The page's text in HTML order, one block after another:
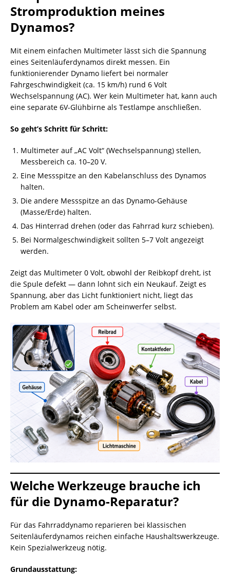
Stromproduktion meines
Dynamos?
Mit einem einfachen Multimeter lässt sich die Spannung
eines Seitenläuferdynamos direkt messen. Ein
funktionierender Dynamo liefert bei normaler
Fahrgeschwindigkeit (ca. 15 km/h) rund 6 Volt
Wechselspannung (AC). Wer kein Multimeter hat, kann auch
eine separate 6V-Glühbirne als Testlampe anschließen.
So geht’s Schritt für Schritt:
Multimeter auf „AC Volt“ (Wechselspannung) stellen,
Messbereich ca. 10–20 V.
Eine Messspitze an den Kabelanschluss des Dynamos
halten.
Die andere Messspitze an das Dynamo-Gehäuse
(Masse/Erde) halten.
Das Hinterrad drehen (oder das Fahrrad kurz schieben).
Bei Normalgeschwindigkeit sollten 5–7 Volt angezeigt
werden.
Zeigt das Multimeter 0 Volt, obwohl der Reibkopf dreht, ist
die Spule defekt — dann lohnt sich ein Neukauf. Zeigt es
Spannung, aber das Licht funktioniert nicht, liegt das
Problem am Kabel oder am Scheinwerfer selbst.
Welche Werkzeuge brauche ich
für die Dynamo-Reparatur?
Für das Fahrraddynamo reparieren bei klassischen
Seitenläuferdynamos reichen einfache Haushaltswerkzeuge.
Kein Spezialwerkzeug nötig.
Grundausstattung: